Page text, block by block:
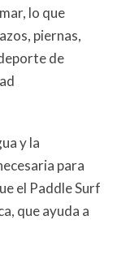
lo que
piernas,
de
y la
para
el Paddle Surf
que ayuda a